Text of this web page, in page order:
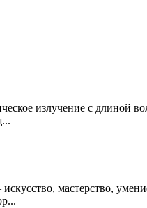
излучение с длиной
мастерство,